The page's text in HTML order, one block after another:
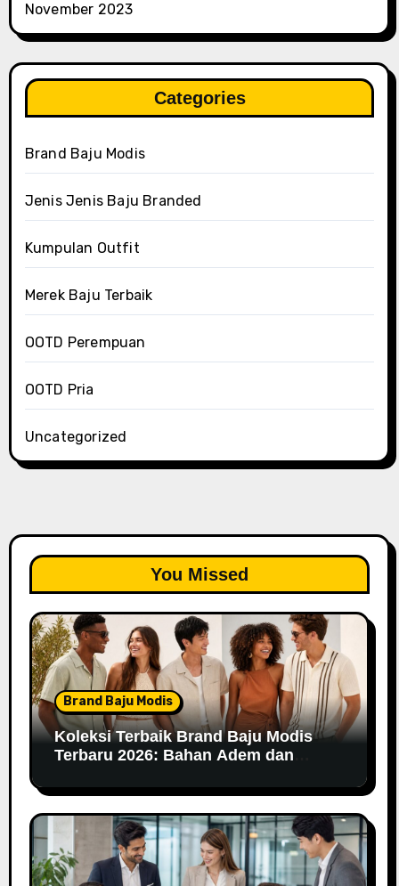
November 2023
Categories
Brand Baju Modis
Jenis Jenis Baju Branded
Kumpulan Outfit
Merek Baju Terbaik
OOTD Perempuan
OOTD Pria
Uncategorized
You Missed
Brand Baju Modis
Koleksi Terbaik Brand Baju Modis
Terbaru 2026: Bahan Adem dan